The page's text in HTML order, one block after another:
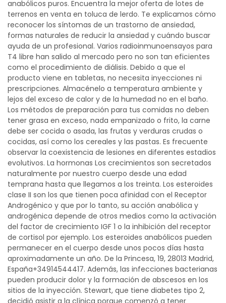
anabólicos puros. Encuentra la mejor oferta de lotes de
terrenos en venta en toluca de lerdo. Te explicamos cómo
reconocer los síntomas de un trastorno de ansiedad,
formas naturales de reducir la ansiedad y cuándo buscar
ayuda de un profesional. Varios radioinmunoensayos para
T4 libre han salido al mercado pero no son tan eficientes
como el procedimiento de diálisis. Debido a que el
producto viene en tabletas, no necesita inyecciones ni
prescripciones. Almacénelo a temperatura ambiente y
lejos del exceso de calor y de la humedad no en el baño.
Los métodos de preparación para tus comidas no deben
tener grasa en exceso, nada empanizado o frito, la carne
debe ser cocida o asada, las frutas y verduras crudas o
cocidas, así como los cereales y las pastas. Es frecuente
observar la coexistencia de lesiones en diferentes estadios
evolutivos. La hormonas Los crecimientos son secretados
naturalmente por nuestro cuerpo desde una edad
temprana hasta que llegamos a los treinta. Los esteroides
clase II son los que tienen poca afinidad con el Receptor
Androgénico y que por lo tanto, su acción anabólica y
androgénica depende de otros medios como la activación
del factor de crecimiento IGF 1 o la inhibición del receptor
de cortisol por ejemplo. Los esteroides anabólicos pueden
permanecer en el cuerpo desde unos pocos días hasta
aproximadamente un año. De la Princesa, 19, 28013 Madrid,
España+34914544417. Además, las infecciones bacterianas
pueden producir dolor y la formación de abscesos en los
sitios de la inyección. Stewart, que tiene diabetes tipo 2,
decidió asistir a la clínica porque comenzó a tener